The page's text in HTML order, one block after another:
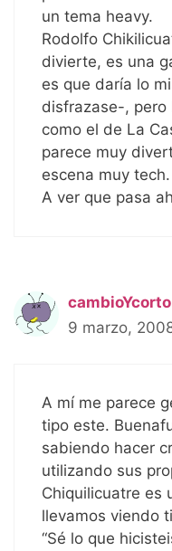
un tema heavy.
Rodolfo
divierte, es una
es que daría lo
disfrazase-, pero
como el de La
parece muy
escena muy
A ver que pasa
cambioYcorto
9 marzo,
A mí me parece
tipo este.
sabiendo hacer
utilizando sus
Chiquilicuatre es
llevamos viendo
“Sé lo que